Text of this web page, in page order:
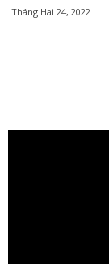
Tháng Hai 24, 2022